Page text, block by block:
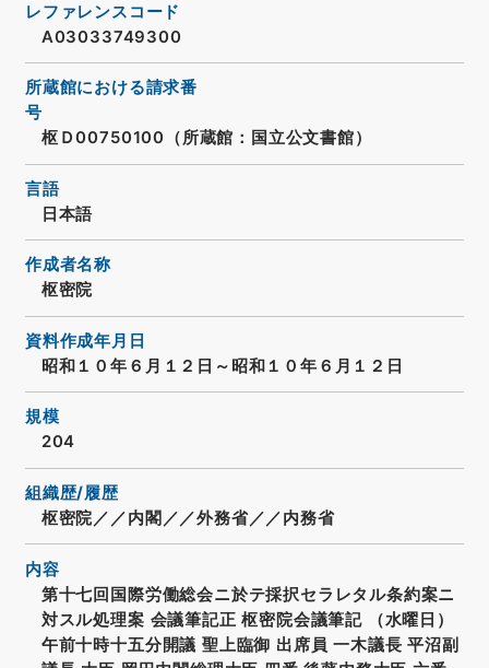
レファレンスコード
A03033749300
所蔵館における請求番
号
枢Ｄ00750100（所蔵館：国立公文書館）
言語
日本語
作成者名称
枢密院
資料作成年月日
昭和１０年６月１２日～昭和１０年６月１２日
規模
204
組織歴/履歴
枢密院／／内閣／／外務省／／内務省
内容
第十七回国際労働総会ニ於テ採択セラレタル条約案ニ
対スル処理案 会議筆記正 枢密院会議筆記 （水曜日）
午前十時十五分開議 聖上臨御 出席員 一木議長 平沼副